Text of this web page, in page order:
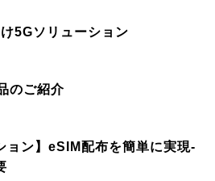
5Gソリューション
のご紹介
ョン】eSIM配布を簡単に実現-